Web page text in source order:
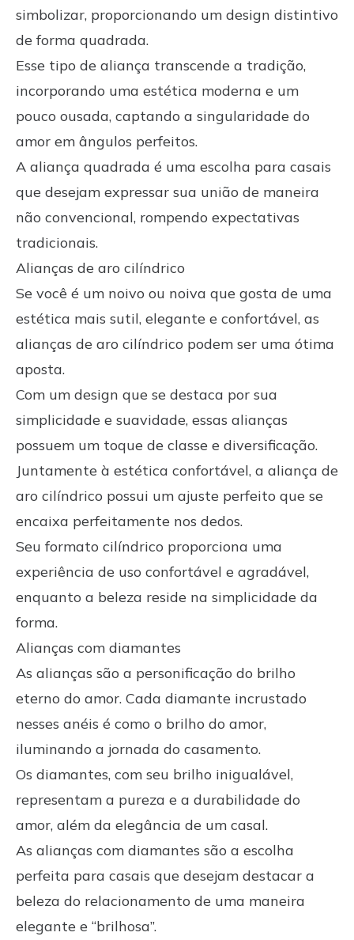
simbolizar, proporcionando um design distintivo
de forma quadrada.
Esse tipo de aliança transcende a tradição,
incorporando uma estética moderna e um
pouco ousada, captando a singularidade do
amor em ângulos perfeitos.
A aliança quadrada é uma escolha para casais
que desejam expressar sua união de maneira
não convencional, rompendo expectativas
tradicionais.
Alianças de aro cilíndrico
Se você é um noivo ou noiva que gosta de uma
estética mais sutil, elegante e confortável, as
alianças de aro cilíndrico podem ser uma ótima
aposta.
Com um design que se destaca por sua
simplicidade e suavidade, essas alianças
possuem um toque de classe e diversificação.
Juntamente à estética confortável, a aliança de
aro cilíndrico possui um ajuste perfeito que se
encaixa perfeitamente nos dedos.
Seu formato cilíndrico proporciona uma
experiência de uso confortável e agradável,
enquanto a beleza reside na simplicidade da
forma.
Alianças com diamantes
As alianças são a personificação do brilho
eterno do amor. Cada diamante incrustado
nesses anéis é como o brilho do amor,
iluminando a jornada do casamento.
Os diamantes, com seu brilho inigualável,
representam a pureza e a durabilidade do
amor, além da elegância de um casal.
As alianças com diamantes são a escolha
perfeita para casais que desejam destacar a
beleza do relacionamento de uma maneira
elegante e “brilhosa”.